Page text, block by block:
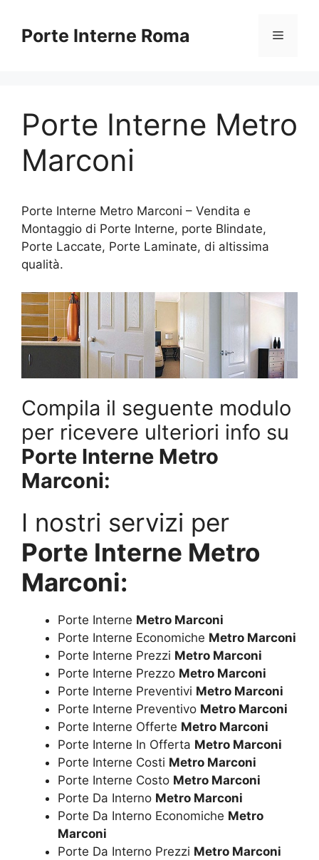
contenuto
Porte Interne Roma Menu
Porte Interne Metro
Marconi
Porte Interne Metro Marconi – Vendita e
Montaggio di Porte Interne, porte Blindate,
Porte Laccate, Porte Laminate, di altissima
qualità.
Compila il seguente modulo
per ricevere ulteriori info su
Porte Interne Metro
Marconi:
I nostri servizi per
Porte Interne Metro
Marconi:
Porte Interne Metro Marconi
Porte Interne Economiche Metro Marconi
Porte Interne Prezzi Metro Marconi
Porte Interne Prezzo Metro Marconi
Porte Interne Preventivi Metro Marconi
Porte Interne Preventivo Metro Marconi
Porte Interne Offerte Metro Marconi
Porte Interne In Offerta Metro Marconi
Porte Interne Costi Metro Marconi
Porte Interne Costo Metro Marconi
Porte Da Interno Metro Marconi
Porte Da Interno Economiche Metro
Marconi
Porte Da Interno Prezzi Metro Marconi